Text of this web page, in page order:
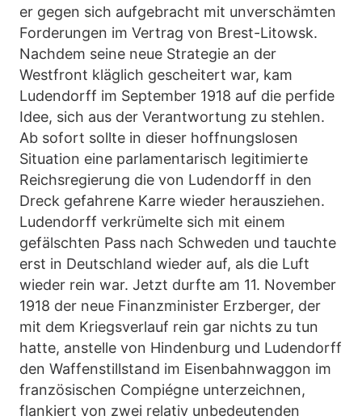
er gegen sich aufgebracht mit unverschämten
Forderungen im Vertrag von Brest-Litowsk.
Nachdem seine neue Strategie an der
Westfront kläglich gescheitert war, kam
Ludendorff im September 1918 auf die perfide
Idee, sich aus der Verantwortung zu stehlen.
Ab sofort sollte in dieser hoffnungslosen
Situation eine parlamentarisch legitimierte
Reichsregierung die von Ludendorff in den
Dreck gefahrene Karre wieder herausziehen.
Ludendorff verkrümelte sich mit einem
gefälschten Pass nach Schweden und tauchte
erst in Deutschland wieder auf, als die Luft
wieder rein war. Jetzt durfte am 11. November
1918 der neue Finanzminister Erzberger, der
mit dem Kriegsverlauf rein gar nichts zu tun
hatte, anstelle von Hindenburg und Ludendorff
den Waffenstillstand im Eisenbahnwaggon im
französischen Compiégne unterzeichnen,
flankiert von zwei relativ unbedeutenden